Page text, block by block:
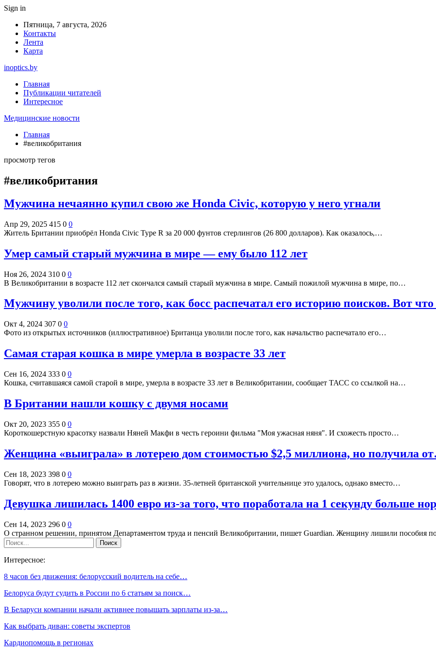
Sign in
Пятница, 7 августа, 2026
Контакты
Лента
Карта
inoptics.by
Главная
Публикации читателей
Интересное
Медицинские новости
Главная
#великобритания
просмотр тегов
#великобритания
Мужчина нечаянно купил свою же Honda Civic, которую у него угнали
Апр 29, 2025 415 0 0
Житель Британии приобрёл Honda Civic Type R за 20 000 фунтов стерлингов (26 800 долларов). Как оказалось,…
Умер самый старый мужчина в мире — ему было 112 лет
Ноя 26, 2024 310 0 0
В Великобритании в возрасте 112 лет скончался самый старый мужчина в мире. Самый пожилой мужчина в мире, по…
Мужчину уволили после того, как босс распечатал его историю поисков. Вот
Окт 4, 2024 307 0 0
Фото из открытых источников (иллюстративное) Британца уволили после того, как начальство распечатало его…
Самая старая кошка в мире умерла в возрасте 33 лет
Сен 16, 2024 333 0 0
Кошка, считавшаяся самой старой в мире, умерла в возрасте 33 лет в Великобритании, сообщает ТАСС со ссылкой на…
В Британии нашли кошку с двумя носами
Окт 20, 2023 355 0 0
Короткошерстную красотку назвали Няней Макфи в честь героини фильма "Моя ужасная няня". И схожесть просто…
Женщина «выиграла» в лотерею дом стоимостью $2,5 миллиона, но получила
Сен 18, 2023 398 0 0
Говорят, что в лотерею можно выиграть раз в жизни. 35-летней британской учительнице это удалось, однако вместо…
Девушка лишилась 1400 евро из-за того, что поработала на 1 секунду больше
Сен 14, 2023 296 0 0
О странном решении, принятом Департаментом труда и пенсий Великобритании, пишет Guardian. Женщину лишили пособия
Интересное:
8 часов без движения: белорусский водитель на себе…
Белоруса будут судить в России по 6 статьям за поиск…
В Беларуси компании начали активнее повышать зарплаты из-за…
Как выбрать диван: советы экспертов
Кардиопомощь в регионах